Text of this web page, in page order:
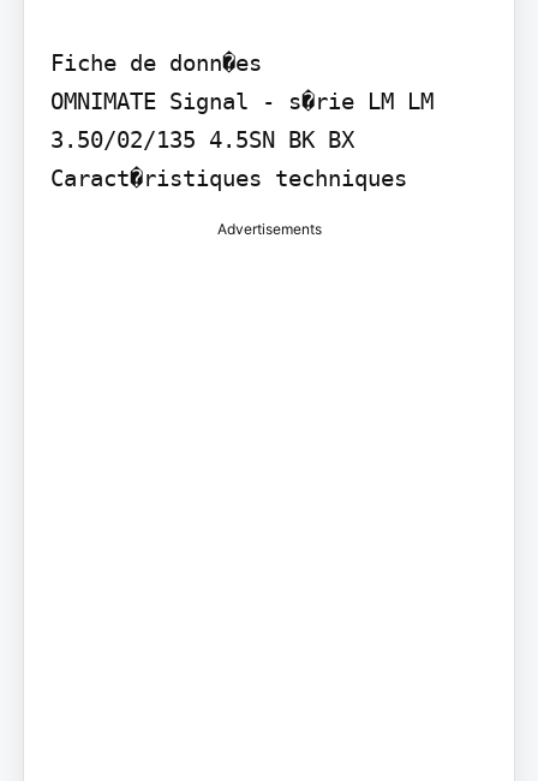
Fiche de donn�es
OMNIMATE Signal - s�rie LM LM
3.50/02/135 4.5SN BK BX
Caract�ristiques techniques
Advertisements